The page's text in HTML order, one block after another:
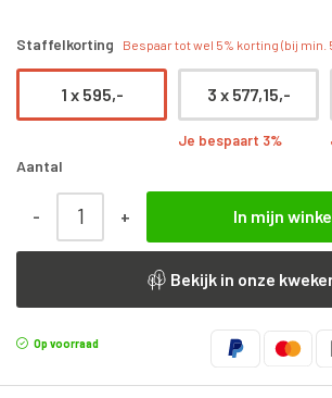
Staffelkorting Bespaar tot wel 5% korting (bij min.
1 x 595,- 3 x 577,15,-
Je bespaart 3%
Aantal
- + In mijn
Bekijk in onze
Op voorraad